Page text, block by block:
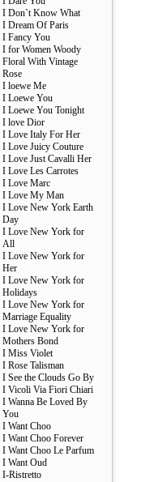
I Don`t Know What
I Dream Of Paris
I Fancy You
I for Women Woody
Floral With Vintage
Rose
I loewe Me
I Loewe You
I Loewe You Tonight
I love Dior
I Love Italy For Her
I Love Juicy Couture
I Love Just Cavalli Her
I Love Les Carrotes
I Love Marc
I Love My Man
I Love New York Earth
Day
I Love New York for
All
I Love New York for
Her
I Love New York for
Holidays
I Love New York for
Marriage Equality
I Love New York for
Mothers Bond
I Miss Violet
I Rose Talisman
I See the Clouds Go By
I Vicoli Via Fiori Chiari
I Wanna Be Loved By
You
I Want Choo
I Want Choo Forever
I Want Choo Le Parfum
I Want Oud
I-Ristretto